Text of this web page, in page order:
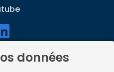
données